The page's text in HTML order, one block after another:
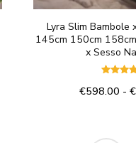
Lyra Slim Bambole
145cm 150cm
x Sesso
5.00
€598.00 - €